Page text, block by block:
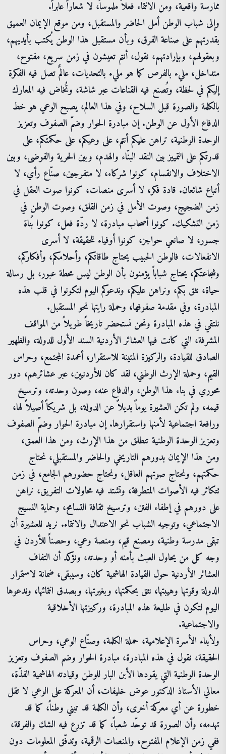
ممارسة واقعية، ومن الانتماء فعلاً ملموساً، لا شعاراً عابراً.
وإلى شباب الوطن أمل الحاضر والمستقبل، ومن موقع الإيمان العميق
بقدرتهم على صناعة الفرق، وبأن مستقبل هذا الوطن يُكتب بأيديهم،
وبعقولهم، وبإرادتهم، نقول، أنتم تعيشون في زمن سريع، مفتوح،
متداخل، مليء بالفرص كما هو مليء بالتحديات، عالمٌ تصل فيه الفكرة
إليكم في لحظة، وتُصنع فيه القناعات عبر شاشة، وتُخاض فيه المعارك
بالكلمة والصورة قبل السلاح، وفي هذا العالم، يصبح الوعي هو خط
الدفاع الأول عن الوطن. إن مبادرة الحوار وضمّ الصفوف وتعزيز
الوحدة الوطنية، تراهن عليكم أنتم، على وعيكم، على حكمتكم، على
قدرتكم على التمييز بين النقد البنّاء والهدم، وبين الحرية والفوضى، وبين
الاختلاف والانقسام، كونوا شركاء، لا متفرجين، صنّاع رأي، لا
أتباع شائعان. قادة فكر، لا أسرى منصات، كونوا صوت العقل في
زمن الضجيج، وصوت الأمل في زمن القلق، وصوت الوطن في
زمن التشكيك. كونوا أصحاب مبادرة، لا ردّة فعل، كونوا بُناة
جسور، لا صانعي حواجز، كونوا أوفياء للحقيقة، لا أسرى
الانفعالات، فالوطن الحبيب يحتاج طاقاتكم، وأحلامكم، وأفكاركم،
وشجاعتكم، يحتاج شباباً يؤمنون بأن الوطن ليس محطة عبور، بل رسالة
حياة، نثق بكم، ونراهن عليكم، وندعوكم اليوم لتكونوا في قلب هذه
المبادرة، وفي مقدمة صفوفها، وحملة رايتها نحو المستقبل.
نلتقي في هذه المبادرة ونحن نستحضر تاريخاً طويلاً من المواقف
المشرفة، التي كانت فيها العشائر الأردنية السند الأول للدولة، والظهير
الصادق للقيادة، والركيزة المتينة للاستقرار، أعمدة المجتمع، وحراس
القيم، وحملة الإرث الوطني، لقد كان للأردنيين، عبر عشائرهم، دور
محوري في بناء هذا الوطن، والدفاع عنه، وصون وحدته، وترسيخ
قيمه، ولم تكن العشيرة يوماً بديلاً عن الدولة، بل شريكاً أصيلاً لها،
ورافعة اجتماعية لأمنها واستقرارها. إن مبادرة الحوار وضمّ الصفوف
وتعزيز الوحدة الوطنية تنطلق من هذا الإرث، ومن هذا العمق،
ومن هذا الإيمان بدورهم التاريخي والحاضر والمستقبلي، نحتاج
حكمتهم، ونحتاج صوتهم العاقل، ونحتاج حضورهم الجامع، في زمن
تتكاثر فيه الأصوات المتطرفة، وتشتد فيه محاولات التفريق، نراهن
على دورهم في إطفاء الفتن، وترسيخ ثقافة التسامح، وحماية النسيج
الاجتماعي، وتوجيه الشباب نحو الاعتدال والانتماء. نريد للعشيرة أن
تبقى مدرسة وطنية، ومصنع قيم، ومنصة وعي، وحصناً للأردن في
وجه كل من يحاول العبث بأمنه أو وحدته، ونؤكد أن التفاف
العشائر الأردنية حول القيادة الهاشمية كان، وسيبقى، ضمانة لاستمرار
الدولة وقوتها وهيبتها، نثق بحكمتها، وبغيرتها، وبصدق انتمائها، وندعوها
اليوم لتكون في طليعة هذه المبادرة، وركيزتها الأخلاقية
والاجتماعية.
ولأبناء الأسرة الإعلامية، حملة الكلمة، وصنّاع الوعي، وحراس
الحقيقة، نقول في هذه المبادرة، مبادرة الحوار وضم الصفوف وتعزيز
الوحدة الوطنية التي يقودها الأبن البار للوطن وقيادته الهاشمية الفذّة،
معالي الأستاذ الدكتور عوض خليفات، أن المعركة على الوعي لا تقل
خطورة عن أي معركة أخرى، وأن الكلمة قد تبني وطناً، كما قد
تهدمه، وأن الصورة قد توحّد شعباً، كما قد تزرع فيه الشك والفرقة،
ففي زمن الإعلام المفتوح، والمنصات الرقمية، وتدفّق المعلومات دون